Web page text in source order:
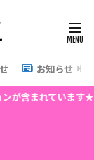
お知らせ
います★